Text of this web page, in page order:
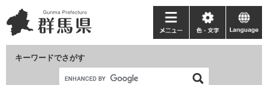
ー
ジ
ニ
ュ
キーワードでさがす
メ
ニ
ー
色・
文
language